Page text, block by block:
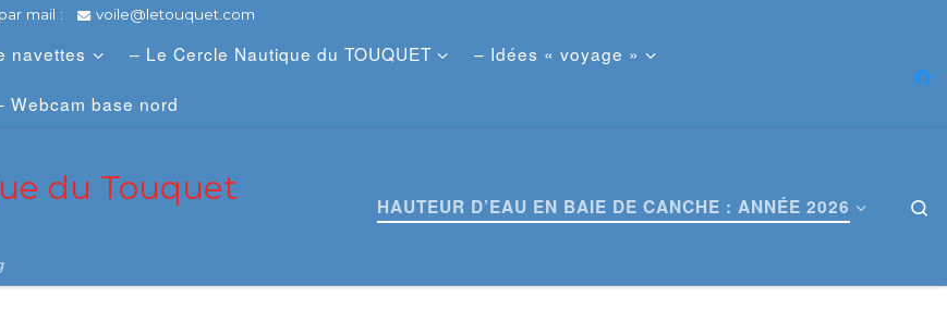
mail : voile@letouquet.com
navettes – Le Cercle Nautique du TOUQUET – Idées « voyage »
Webcam base nord
du Touquet
HAUTEUR D’EAU EN BAIE DE CANCHE : ANNÉE 2026